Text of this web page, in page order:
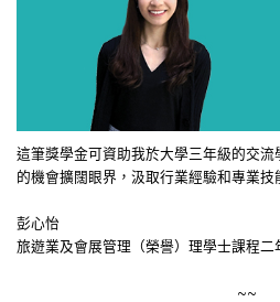
這筆獎學金可資助我於大學三年級的交
的機會擴闊眼界，汲取行業經驗和專業技
彭心怡
旅遊業及會展管理（榮譽）理學士課程二
~~